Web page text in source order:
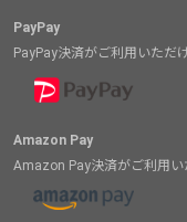
PayPay
PayPay決済がご利用いただけ
Amazon Pay
Amazon Pay決済がご利用い